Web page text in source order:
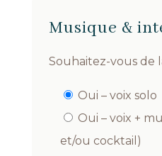
Musique &
Souhaitez-vous de
Oui – voix solo
Oui – voix +
et/ou cocktail)